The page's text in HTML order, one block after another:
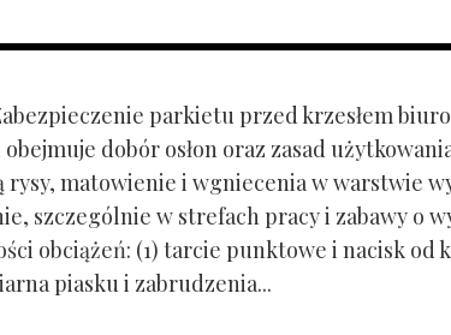
parkietu przed krzesłem
dobór osłon oraz zasad
rysy, matowienie i wgniecenia w warstwie
szczególnie w strefach pracy i zabawy o
obciążeń: (1) tarcie punktowe i nacisk od
piasku i zabrudzenia...